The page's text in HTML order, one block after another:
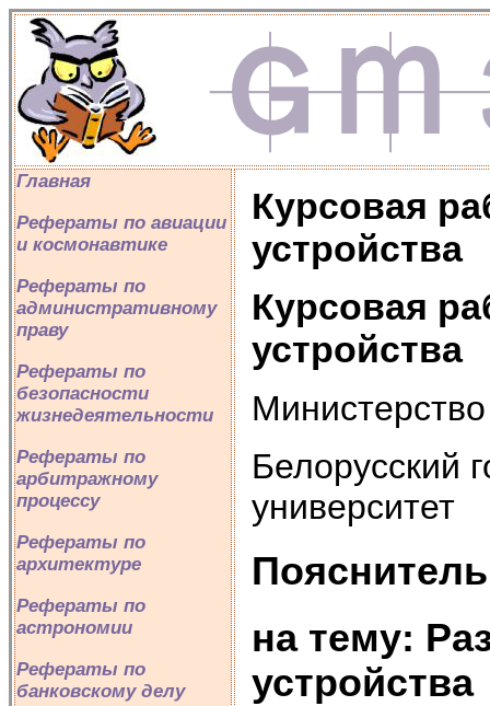
Главная
Рефераты по авиации
и космонавтике
Рефераты по
административному
праву
Рефераты по
безопасности
жизнедеятельности
Рефераты по
арбитражному
процессу
Рефераты по
архитектуре
Рефераты по
астрономии
Рефераты по
банковскому делу
Курсовая
устройства
Курсовая
устройства
Белорусский
университет
на тему:
устройства